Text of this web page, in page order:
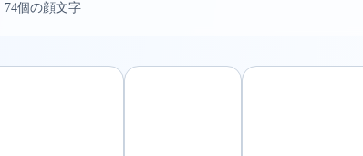
74個の顔文字